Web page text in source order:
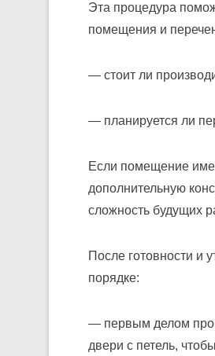
Эта процедура
помещения и
— стоит ли
— планируется ли
Если помещение
дополнительную
сложность будущих
После готовности и
порядке:
— первым делом
двери с петель,